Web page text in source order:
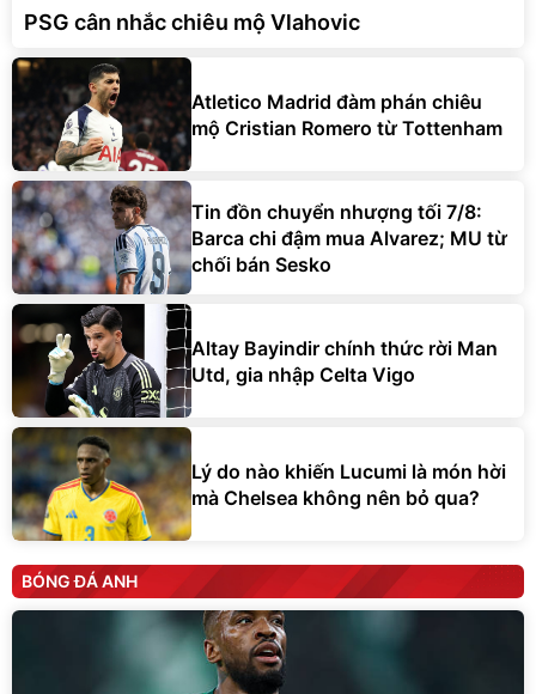
PSG cân nhắc chiêu mộ Vlahovic
Atletico Madrid đàm phán chiêu
mộ Cristian Romero từ Tottenham
Tin đồn chuyển nhượng tối 7/8:
Barca chi đậm mua Alvarez; MU từ
chối bán Sesko
Altay Bayindir chính thức rời Man
Utd, gia nhập Celta Vigo
Lý do nào khiến Lucumi là món hời
mà Chelsea không nên bỏ qua?
BÓNG ĐÁ ANH